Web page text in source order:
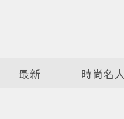
最新 時尚名人